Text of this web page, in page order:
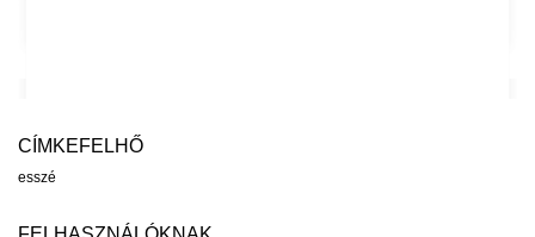
CÍMKEFELHŐ
esszé